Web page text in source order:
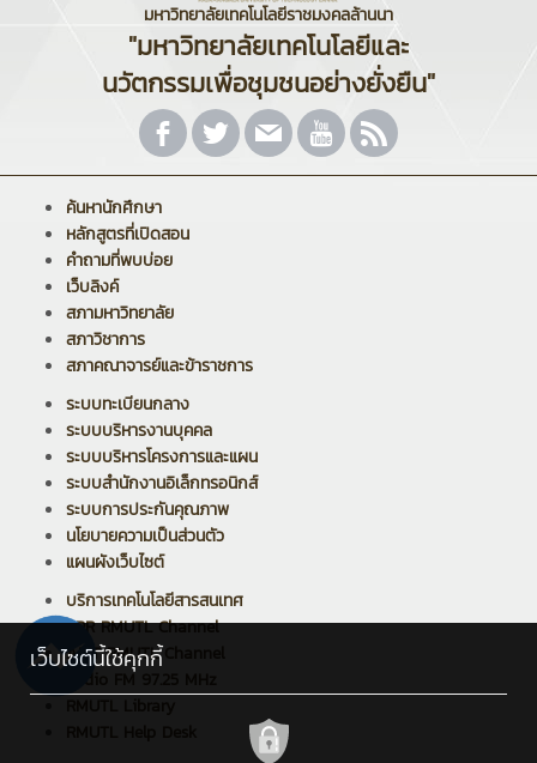
มหาวิทยาลัยเทคโนโลยีราชมงคลล้านนา
"มหาวิทยาลัยเทคโนโลยีและ
นวัตกรรมเพื่อชุมชนอย่างยั่งยืน"
ค้นหานักศึกษา
หลักสูตรที่เปิดสอน
คำถามที่พบบ่อย
เว็บลิงค์
สภามหาวิทยาลัย
สภาวิชาการ
สภาคณาจารย์และข้าราชการ
ระบบทะเบียนกลาง
ระบบบริหารงานบุคคล
ระบบบริหารโครงการและแผน
ระบบสำนักงานอิเล็กทรอนิกส์
ระบบการประกันคุณภาพ
นโยบายความเป็นส่วนตัว
แผนผังเว็บไซต์
บริการเทคโนโลยีสารสนเทศ
PPR RMUTL Channel
ARIT RMUTL Channel
Radio FM 97.25 MHz
เว็บไซต์นี้ใช้คุกกี้